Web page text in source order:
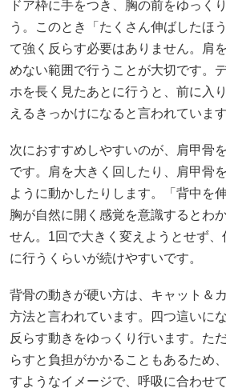
ドア枠に手をつき、胸の前をゆっく
う。このとき「たくさん伸ばしたほ
て強く反らす必要はありません。肩
めない範囲で行うことが大切です。
ホを長く見たあとに行うと、前に入
えるきっかけになると言われています
次におすすめしやすいのが、肩甲骨
です。肩を大きく回したり、肩甲骨
ように動かしたりします。「背中を
胸が自然に開く感覚を意識するとわ
せん。1回で大きく変えようとせず
に行うくらいが続けやすいです。
背骨の動きが硬い方は、キャット＆
方法と言われています。四つ這いに
反らす動きをゆっくり行います。た
らすと負担がかかることもあるため
すようなイメージで、呼吸に合わせ